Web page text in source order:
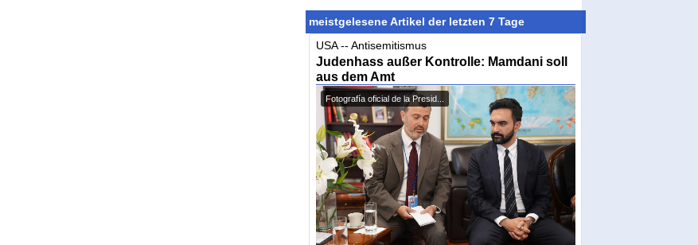
meistgelesene Artikel der letzten 7 Tage
USA -- Antisemitismus
Judenhass außer Kontrolle: Mamdani soll
aus dem Amt
Fotografía oficial de la Presid...